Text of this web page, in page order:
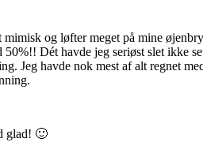
og løfter meget på mine
Dét havde jeg seriøst slet ikke
havde nok mest af alt regnet
glad! 🙂